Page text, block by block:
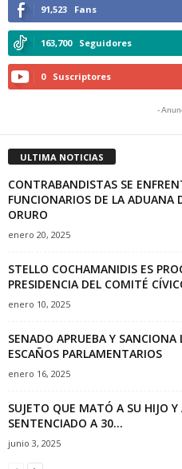
91,523 Fans
163,700 Seguidores
0 Suscriptores
-
ULTIMA NOTICIAS
CONTRABANDISTAS SE
FUNCIONARIOS DE LA ADUANA
ORURO
enero 20, 2025
STELLO COCHAMANIDIS ES
PRESIDENCIA DEL COMITÉ
enero 10, 2025
SENADO APRUEBA Y SANCIONA
ESCAÑOS PARLAMENTARIOS
enero 16, 2025
SUJETO QUE MATÓ A SU HIJO Y
SENTENCIADO A 30...
junio 3, 2025